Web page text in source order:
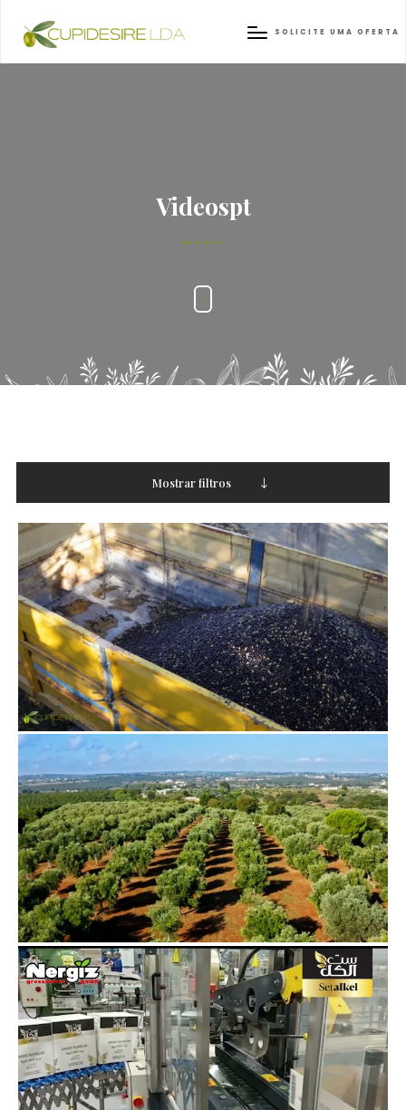
SOLICITE UMA OFERTA
Videospt
Mostrar filtros